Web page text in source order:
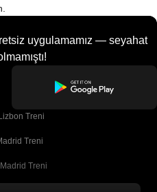
uygulamamız — seyahat
Treni
Treni
Treni